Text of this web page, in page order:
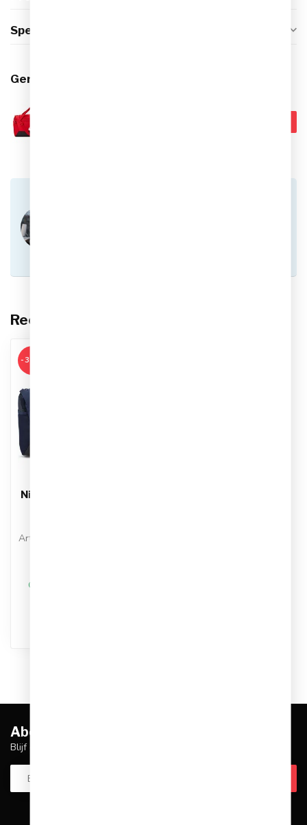
Specificaties
Gerelateerde producten
Recent bekeken
-34%
Nike Academy 21 Team
Artikelnummer: CU8097-410
Op werkdagen voor 17.00
Abonneer je op onze nieuwsbrief
Blijf op de hoogte over onze laatste acties